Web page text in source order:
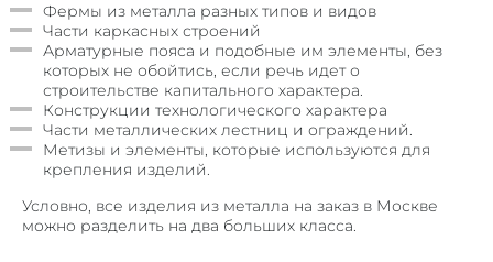
Фермы из металла разных типов и видов
Части каркасных строений
Арматурные пояса и подобные им элементы, без
которых не обойтись, если речь идет о
строительстве капитального характера.
Конструкции технологического характера
Части металлических лестниц и ограждений.
Метизы и элементы, которые используются для
крепления изделий.
Условно, все изделия из металла на заказ в Москве
можно разделить на два больших класса.